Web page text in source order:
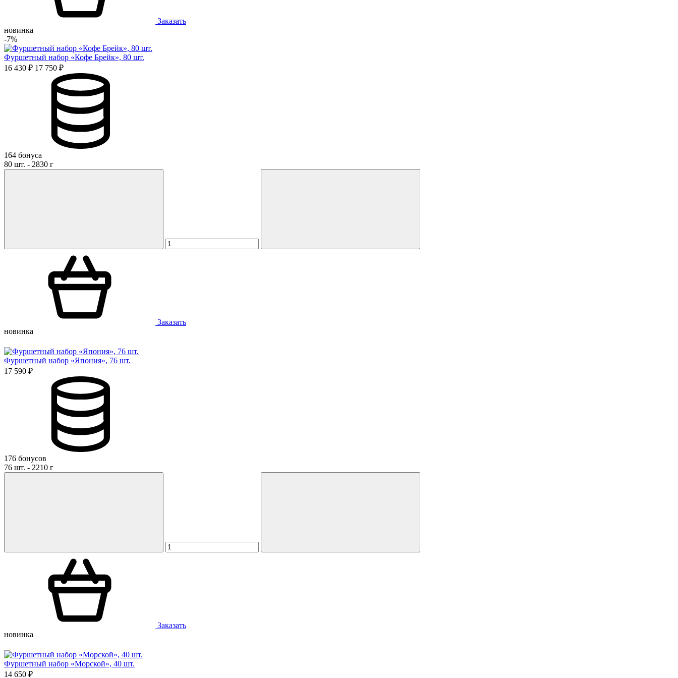
Заказать
новинка
-7%
Фуршетный набор «Кофе Брейк», 80 шт.
16 430 ₽ 17 750 ₽
164 бонуса
80 шт. - 2830 г
Заказать
новинка
Фуршетный набор «Япония», 76 шт.
17 590 ₽
176 бонусов
76 шт. - 2210 г
Заказать
новинка
Фуршетный набор «Морской», 40 шт.
14 650 ₽